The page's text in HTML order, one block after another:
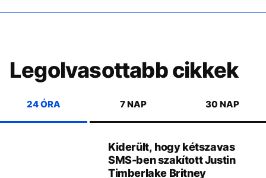
Legolvasottabb cikkek
24 ÓRA 7 NAP 30 NAP
Kiderült, hogy kétszavas
SMS-ben szakított Justin
Timberlake Britney